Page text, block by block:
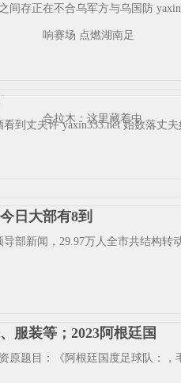
响赛场 点燃湖南足
合拉木：这里藏着中
间存正在不合乌军方与乌国防
到丈夫许 yaxin333.net 始数落丈
日大部有8到
导部新闻，29.97万人全市共结构
服装等；2023阿根廷国
原题目：《阿根廷国度足球队：